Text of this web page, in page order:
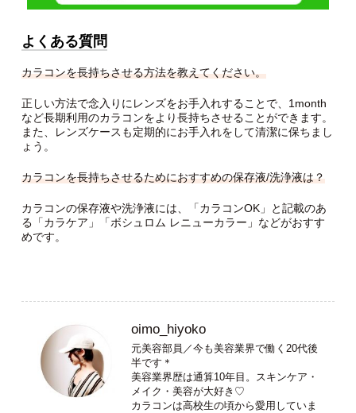
よくある質問
カラコンを長持ちさせる方法を教えてください。
正しい方法で念入りにレンズをお手入れすることで、1month
など長期利用のカラコンをより長持ちさせることができます。
また、レンズケースも定期的にお手入れをして清潔に保ちまし
ょう。
カラコンを長持ちさせるためにおすすめの保存液/洗浄液は？
カラコンの保存液や洗浄液には、「カラコンOK」と記載のあ
る「カラケア」「ボシュロム レニューカラー」などがおすす
めです。
oimo_hiyoko
元美容部員／今も美容業界で働く20代後
半です＊
美容業界歴は通算10年目。スキンケア・
メイク・美容が大好き♡
カラコンは高校生の頃から愛用していま